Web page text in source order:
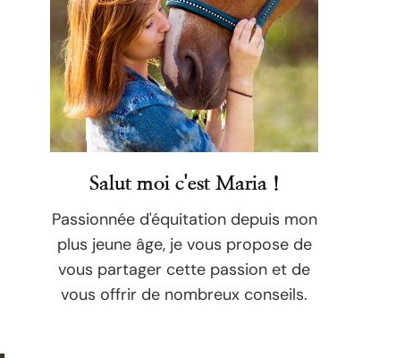
Salut moi c'est Maria !
Passionnée d'équitation depuis mon
plus jeune âge, je vous propose de
vous partager cette passion et de
vous offrir de nombreux conseils.